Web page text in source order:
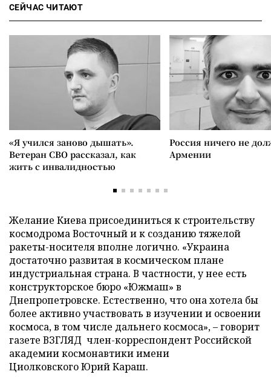
СЕЙЧАС ЧИТАЮТ
«Я учился заново дышать».
Ветеран СВО рассказал, как
жить с инвалидностью
Россия ничего не
Армении
Желание Киева присоединиться к строительству
космодрома Восточный и к созданию тяжелой
ракеты-носителя вполне логично. «Украина
достаточно развитая в космическом плане
индустриальная страна. В частности, у нее есть
конструкторское бюро «Южмаш» в
Днепропетровске. Естественно, что она хотела бы
более активно участвовать в изучении и освоении
космоса, в том числе дальнего космоса», – говорит
газете ВЗГЛЯД член-корреспондент Российской
академии космонавтики имени
Циолковского Юрий Караш.